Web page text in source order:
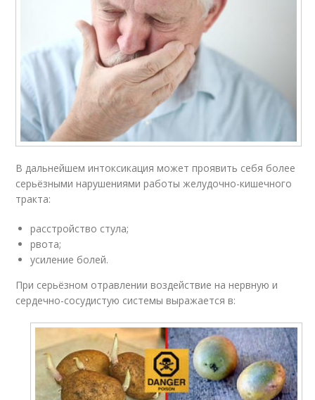
В дальнейшем интоксикация может проявить себя более
серьёзными нарушениями работы желудочно-кишечного
тракта:
расстройство стула;
рвота;
усиление болей.
При серьёзном отравлении воздействие на нервную и
сердечно-сосудистую системы выражается в: